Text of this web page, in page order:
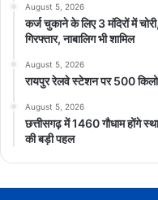
August 5, 2026
कर्ज चुकाने के लिए 3 मंदिरों में
गिरफ्तार, नाबालिग भी शामिल
August 5, 2026
रायपुर रेलवे स्टेशन पर 500
August 5, 2026
छत्तीसगढ़ में 1460 गौधाम होंगे
की बड़ी पहल